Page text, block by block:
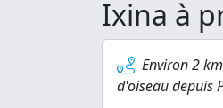
Ixina à
Environ 2
d'oiseau depuis